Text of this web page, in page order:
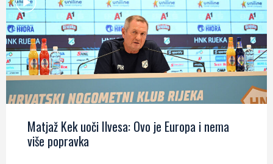
Matjaž Kek uoči Ilvesa: Ovo je Europa i nema
više popravka